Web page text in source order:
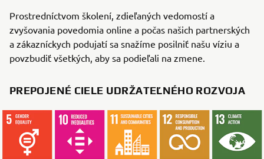
Prostredníctvom školení, zdieľaných vedomostí a
zvyšovania povedomia online a počas našich partnerských
a zákazníckych podujatí sa snažíme posilniť našu víziu a
povzbudiť všetkých, aby sa podieľali na zmene.
PREPOJENÉ CIELE UDRŽATEĽNÉHO ROZVOJA